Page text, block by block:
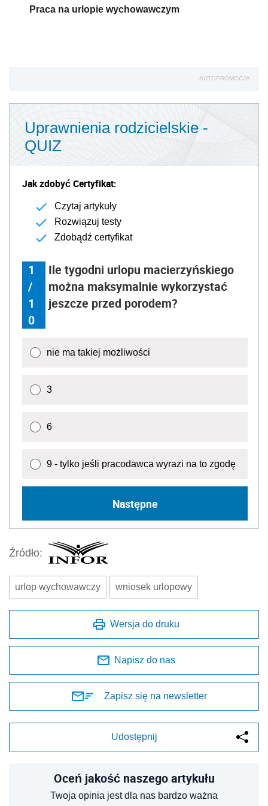
Praca na urlopie wychowawczym
AUTOPROMOCJA
Uprawnienia rodzicielskie -
QUIZ
Jak zdobyć Certyfikat:
Czytaj artykuły
Rozwiązuj testy
Zdobądź certyfikat
1
/
1
0
Ile tygodni urlopu macierzyńskiego
można maksymalnie wykorzystać
jeszcze przed porodem?
nie ma takiej możliwości
3
6
9 - tylko jeśli pracodawca wyrazi na to zgodę
Następne
Źródło:
urlop wychowawczy wniosek urlopowy
Wersja do druku
Napisz do nas
Zapisz się na newsletter
Udostępnij
Oceń jakość naszego artykułu
Twoja opinia jest dla nas bardzo ważna